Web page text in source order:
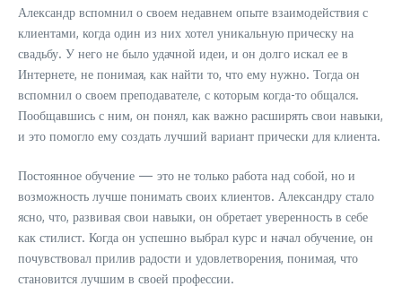
Александр вспомнил о своем недавнем опыте взаимодействия с
клиентами, когда один из них хотел уникальную прическу на
свадьбу. У него не было удачной идеи, и он долго искал ее в
Интернете, не понимая, как найти то, что ему нужно. Тогда он
вспомнил о своем преподавателе, с которым когда-то общался.
Пообщавшись с ним, он понял, как важно расширять свои навыки,
и это помогло ему создать лучший вариант прически для клиента.
Постоянное обучение — это не только работа над собой, но и
возможность лучше понимать своих клиентов. Александру стало
ясно, что, развивая свои навыки, он обретает уверенность в себе
как стилист. Когда он успешно выбрал курс и начал обучение, он
почувствовал прилив радости и удовлетворения, понимая, что
становится лучшим в своей профессии.